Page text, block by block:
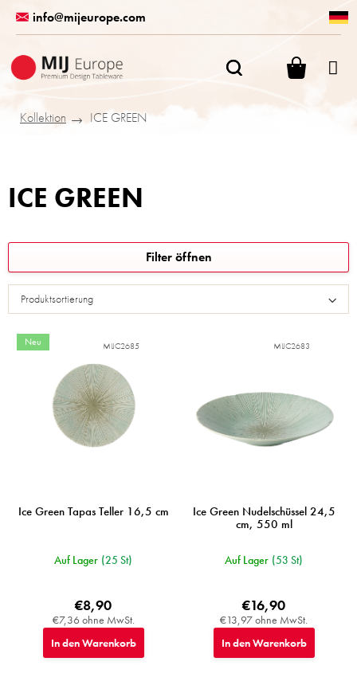
Inhalt
springen
info@mijeurope.com
Kollektion ICE GREEN
ICE GREEN
Produktsortierung
Filter öffnen
L
i
s
e
Neu
Ice Green Tapas Teller 16,5 cm
Auf Lager (25 St)
€7,36 ohne MwSt.
€8,90
In den Warenkorb
MIJC2685
Ice Green Nudelschüssel 24,5
cm, 550 ml
Auf Lager (53 St)
€13,97 ohne MwSt.
€16,90
In den Warenkorb
MIJC2683